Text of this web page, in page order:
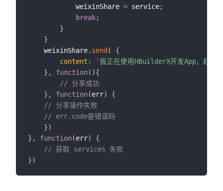
			weixinShare
= service;
break;
}
}
	weixinShare
. send (
{
content :
'我正在使用HBuilderX开发App，赶紧
} , function( ){
// 分享成功
} , function(err)
{
// 分享操作失败
// err.code是错误码
})
} , function(err)
{
// 获取 services 失败
})